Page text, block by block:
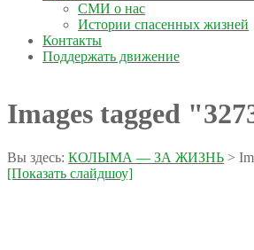
СМИ о нас
Истории спасенных жизней
Контакты
Поддержать движение
Images tagged
Вы здесь: КОЛЫМА — ЗА ЖИЗНЬ >
[Показать слайдшоу]